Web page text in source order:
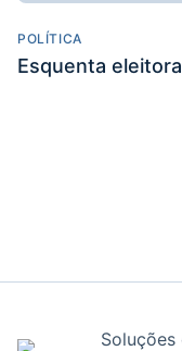
POLÍTICA
Esquenta